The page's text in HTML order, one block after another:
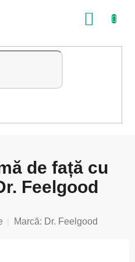
COŞ
de față cu
Feelgood
Marcă: Dr. Feelgood